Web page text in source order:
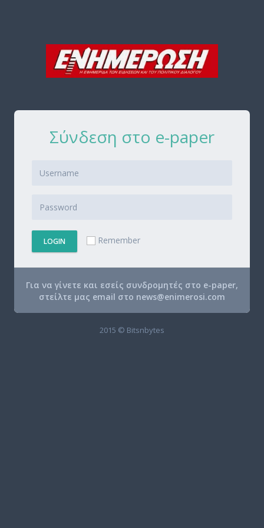
Σύνδεση στο e-paper
LOGIN Remember
Για να γίνετε και εσείς συνδρομητές στο e-paper,
στείλτε μας email στο news@enimerosi.com
2015 © Bitsnbytes